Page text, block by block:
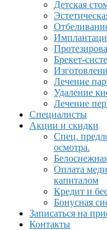
Детская
Брекет-
Лечение
Удаление
Лечение
Специалисты
Акции и скидки
Спец.
осмотра.
Оплата
капиталом
Кредит и
Бонусная
Записаться на
Контакты